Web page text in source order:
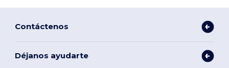
Contáctenos
Déjanos ayudarte